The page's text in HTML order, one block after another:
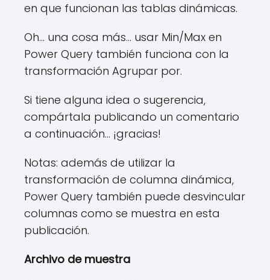
en que funcionan las tablas dinámicas.
Oh… una cosa más… usar Min/Max en
Power Query también funciona con la
transformación Agrupar por.
Si tiene alguna idea o sugerencia,
compártala publicando un comentario
a continuación… ¡gracias!
Notas: además de utilizar la
transformación de columna dinámica,
Power Query también puede desvincular
columnas como se muestra en esta
publicación.
Archivo de muestra